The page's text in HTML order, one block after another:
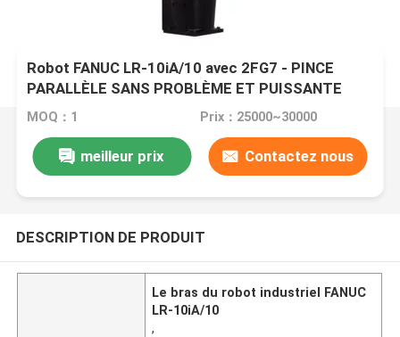
Robot FANUC LR-10iA/10 avec 2FG7 - PINCE
PARALLÈLE SANS PROBLÈME ET PUISSANTE
PINCE À VIDE ÉLECTRIQUE
MOQ：1 Prix：25000~30000
meilleur prix Contactez nous
DESCRIPTION DE PRODUIT
Le bras du robot industriel FANUC
LR-10iA/10
,